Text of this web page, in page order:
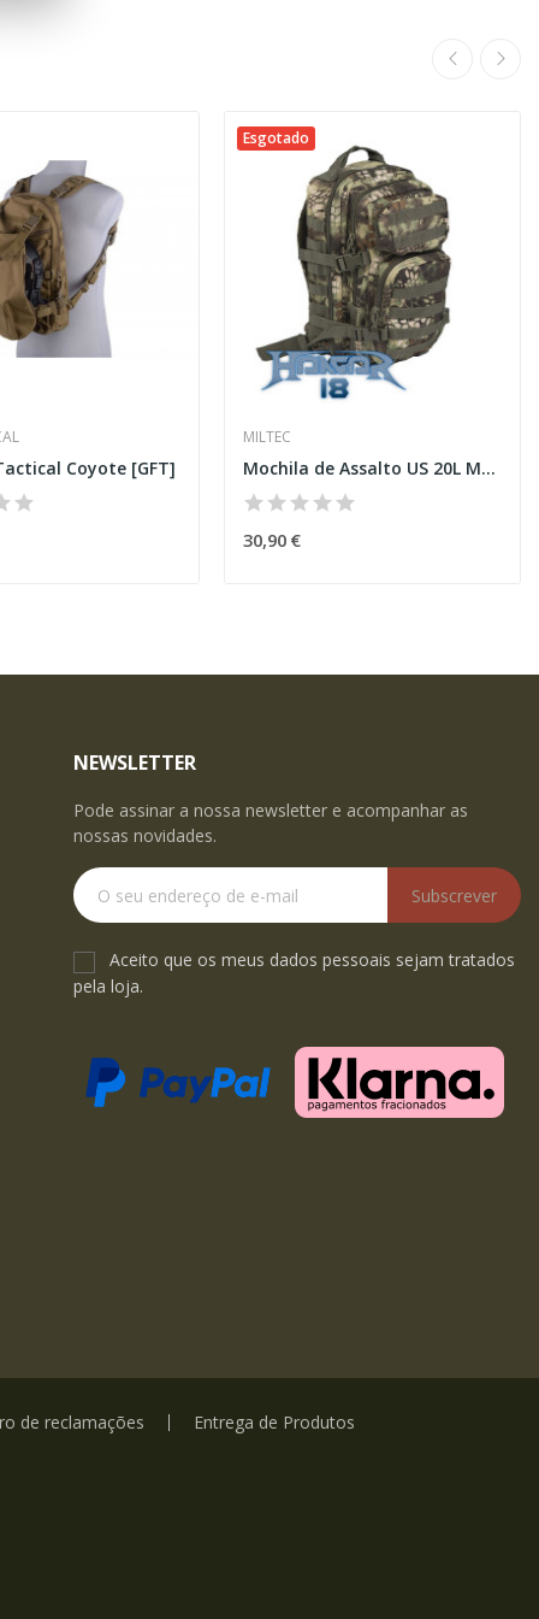
Coyote [GFT]
Esgotado
MILTEC
Mochila de Assalto US 20L Mandrake
30,90 €
NEWSLETTER
Pode assinar a nossa newsletter e acompanhar as
nossas novidades.
Subscrever
Aceito que os meus dados pessoais sejam tratados
pela loja.
de reclamações Entrega de Produtos